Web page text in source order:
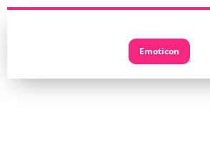
Emoticon